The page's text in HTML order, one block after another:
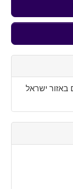
באזור ישראל